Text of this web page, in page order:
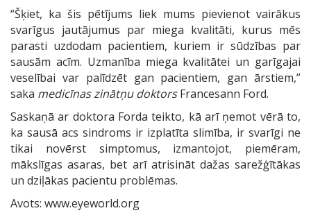
“Šķiet, ka šis pētījums liek mums pievienot vairākus
svarīgus jautājumus par miega kvalitāti, kurus mēs
parasti uzdodam pacientiem, kuriem ir sūdzības par
sausām acīm. Uzmanība miega kvalitātei un garīgajai
veselībai var palīdzēt gan pacientiem, gan ārstiem,”
saka medicīnas zinātņu doktorsFrancesann Ford.
Saskaņā ar doktora Forda teikto, kā arī ņemot vērā to,
ka sausā acs sindroms ir izplatīta slimība, ir svarīgi ne
tikai novērst simptomus, izmantojot, piemēram,
mākslīgas asaras, bet arī atrisināt dažas sarežģītākas
un dziļākas pacientu problēmas.
Avots: www.eyeworld.org